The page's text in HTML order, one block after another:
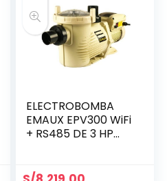
ELECTROBOMBA
EMAUX EPV300 WiFi
+ RS485 DE 3 HP